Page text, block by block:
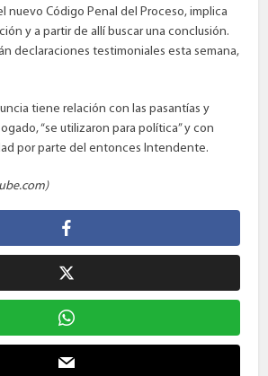
nuevo Código Penal del Proceso, implica
y a partir de allí buscar una conclusión.
declaraciones testimoniales esta semana,
tiene relación con las pasantías y
“se utilizaron para política” y con
por parte del entonces Intendente.